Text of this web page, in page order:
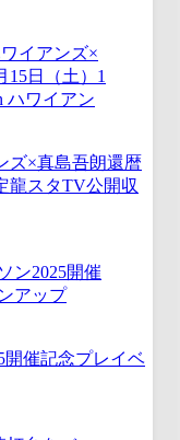
ズ×真島吾朗還暦
スタTV公開収
開催記念プレイベ